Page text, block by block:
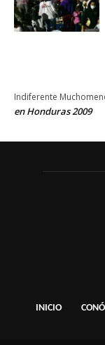
Indiferente
en Honduras 2009
INICIO